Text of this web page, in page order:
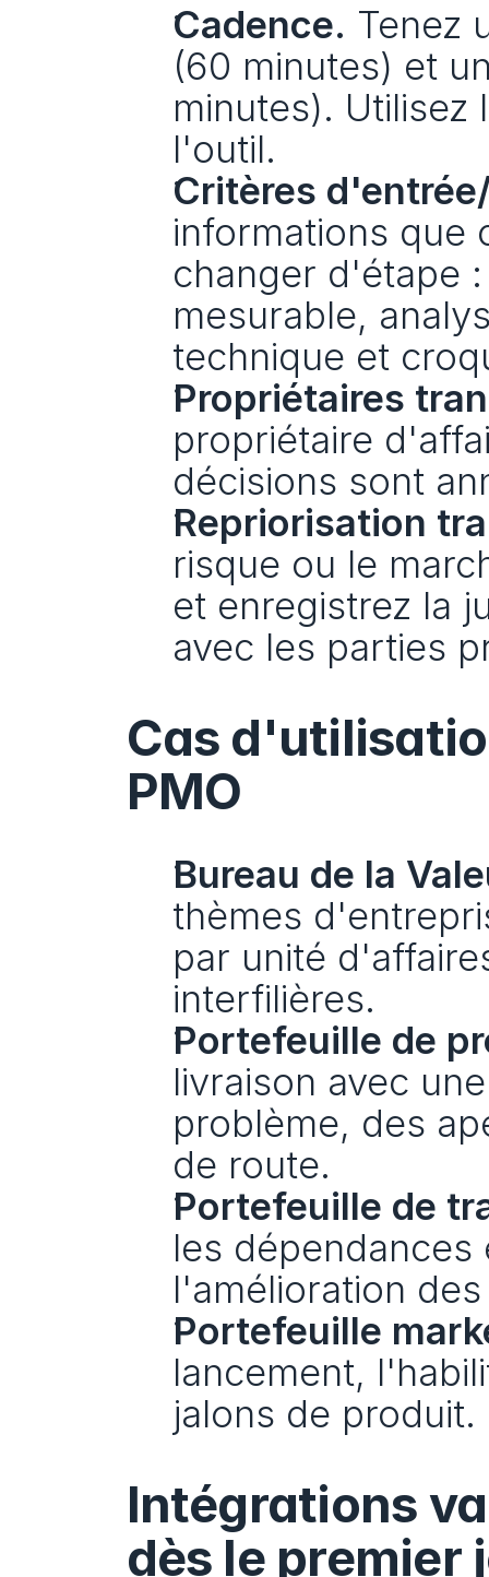
Cadence. Tenez
(60 minutes) et
minutes). Utilisez
l'outil.
Critères
informations que
changer d'étape
mesurable,
technique et
Propriétaires
propriétaire
décisions sont
Repriorisation
risque ou le
et enregistrez la
avec les parties
Cas
PMO
Bureau de la
thèmes
par unité
interfilières.
Portefeuille de
livraison avec
problème, des
de route.
Portefeuille de
les
l'amélioration
Portefeuille
lancement,
jalons de produit.
Intégrations
dès le premier